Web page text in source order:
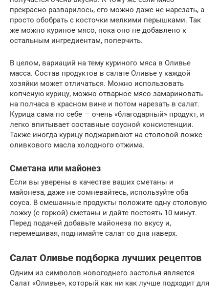
прекрасно разварилось, его можно даже не нарезать, а
просто обобрать с косточки мелкими перышками. Так
же можно куриное мясо, пока оно не добавлено к
остальным ингредиентам, поперчить.
В целом, вариаций на тему куриного мяса в Оливье
масса. Состав продуктов в салате Оливье у каждой
хозяйки может отличаться. Можно использовать
копченую курицу, можно отварное мясо замариновать
на полчаса в красном вине и потом нарезать в салат.
Курица сама по себе — очень «благодарный» продукт, и
легко впитывает составные соусной консистенции.
Также иногда курицу поджаривают на столовой ложке
оливкового масла холодного отжима.
Сметана или майонез
Если вы уверены в качестве ваших сметаны и
майонеза, даже не сомневайтесь, используйте оба
соуса. В смешанные продукты положите одну столовую
ложку (с горкой) сметаны и дайте постоять 10 минут.
Перед подачей добавьте майонеза по вкусу и,
перемешивая, поднимайте салат со дна наверх.
Салат Оливье подборка лучших рецептов
Одним из символов новогоднего застолья является
Салат «Оливье», который как ни как лучше подходит для